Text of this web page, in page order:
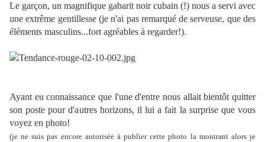
Le garçon, un magnifique gabarit noir cubain (!) nous a servi avec
une extrême gentillesse (je n'ai pas remarqué de serveuse, que des
éléments masculins...fort agréables à regarder!).
Ayant eu connaissance que l'une d'entre nous allait bientôt quitter
son poste pour d'autres horizons, il lui a fait la surprise que vous
voyez en photo!
(je ne suis pas encore autorisée à publier cette photo la montrant alors je